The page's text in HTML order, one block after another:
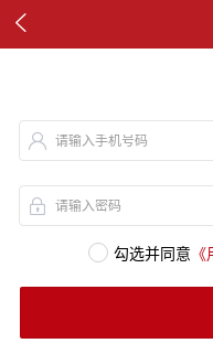

请输入手机号码
请输入密码
勾选并同意